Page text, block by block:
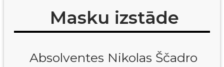
Masku izstāde
Absolventes Nikolas Ščadro